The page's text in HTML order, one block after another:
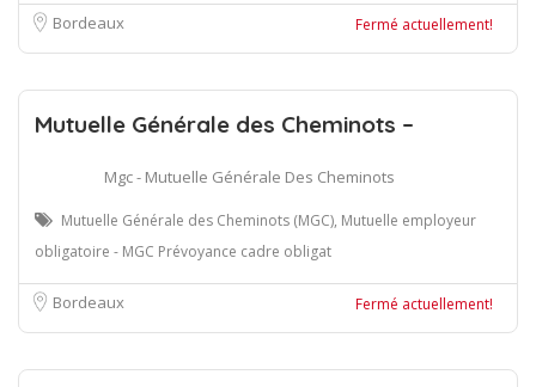
Bordeaux Fermé actuellement!
Mutuelle Générale des Cheminots –
Mgc - Mutuelle Générale Des Cheminots
Mutuelle Générale des Cheminots (MGC), Mutuelle employeur
obligatoire - MGC Prévoyance cadre obligat
Bordeaux Fermé actuellement!